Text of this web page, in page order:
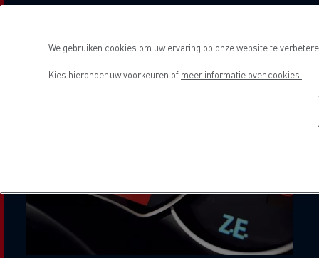
zorgen wij voor hun reconditionering, tweede leven en
We gebruiken cookies om uw ervaring op onze website te
Kies hieronder uw voorkeuren of meer informatie over cookies.